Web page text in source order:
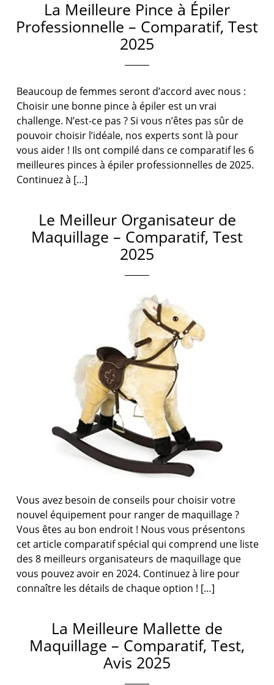
La Meilleure Pince à Épiler
Professionnelle – Comparatif, Test
2025
Beaucoup de femmes seront d’accord avec nous :
Choisir une bonne pince à épiler est un vrai
challenge. N’est-ce pas ? Si vous n’êtes pas sûr de
pouvoir choisir l’idéale, nos experts sont là pour
vous aider ! Ils ont compilé dans ce comparatif les 6
meilleures pinces à épiler professionnelles de 2025.
Continuez à […]
Le Meilleur Organisateur de
Maquillage – Comparatif, Test
2025
Vous avez besoin de conseils pour choisir votre
nouvel équipement pour ranger de maquillage ?
Vous êtes au bon endroit ! Nous vous présentons
cet article comparatif spécial qui comprend une liste
des 8 meilleurs organisateurs de maquillage que
vous pouvez avoir en 2024. Continuez à lire pour
connaître les détails de chaque option ! […]
La Meilleure Mallette de
Maquillage – Comparatif, Test,
Avis 2025